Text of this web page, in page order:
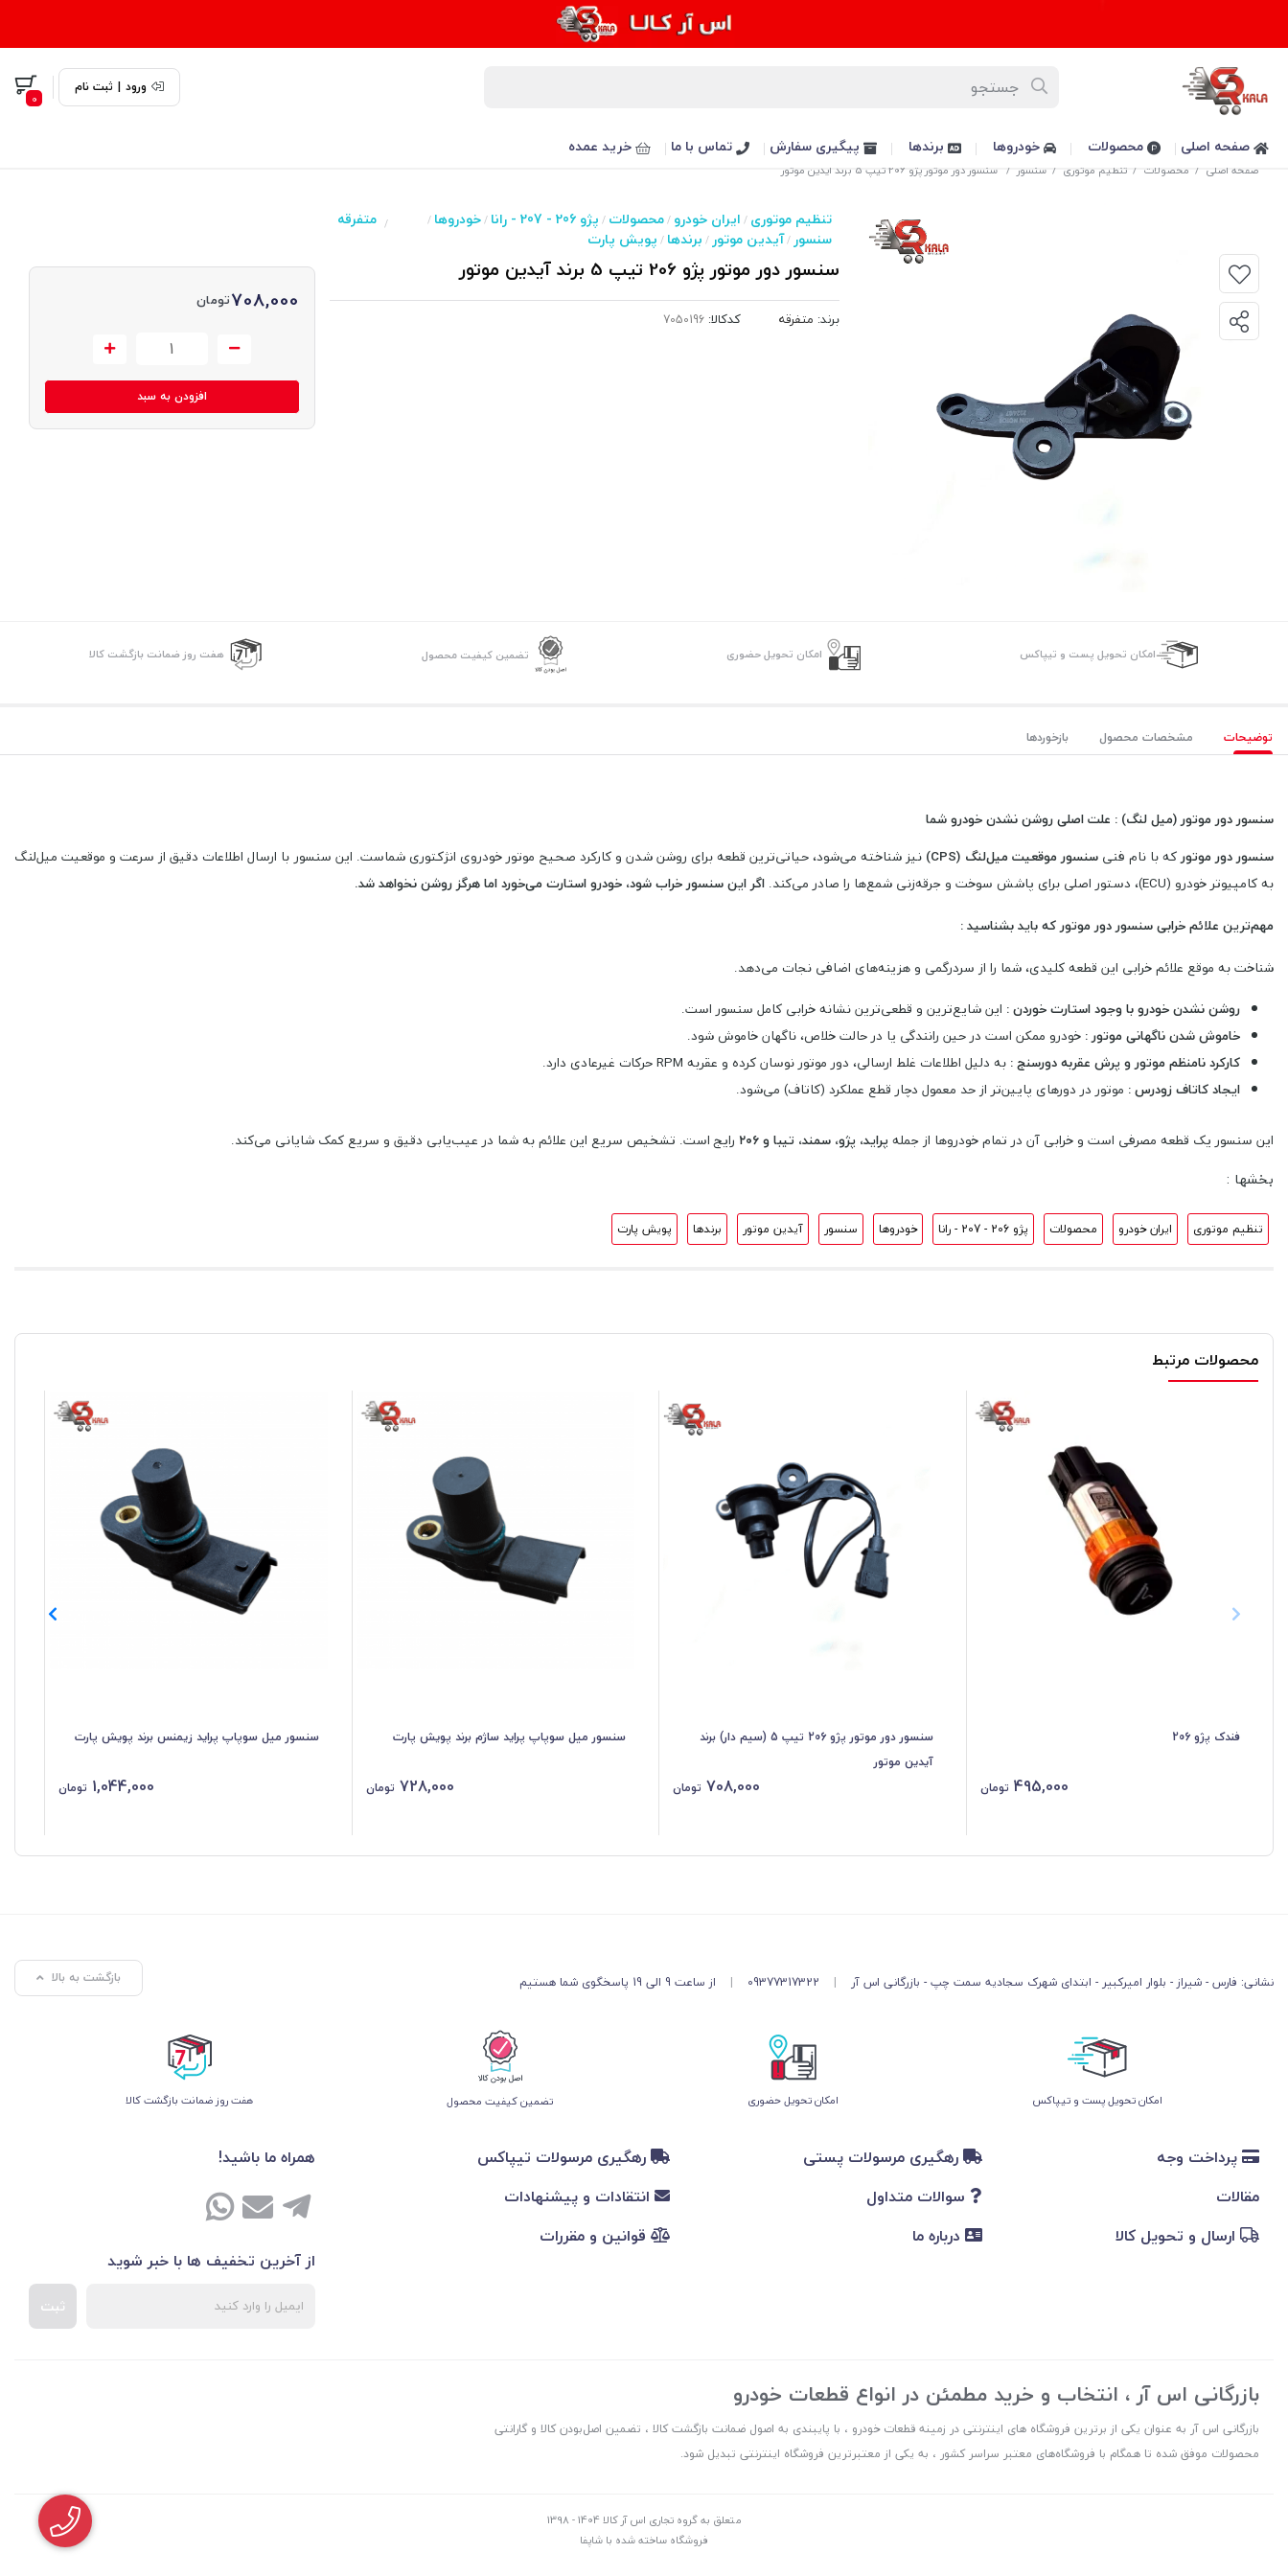
ورود | ثبت نام
0
صفحه اصلی محصولات خودروها برندها پیگیری سفارش تماس با ما خرید عمده
صفحه اصلی / محصولات / تنظیم موتوری / سنسور / سنسور دور موتور پژو 206 تیپ 5 برند آیدین موتور
تنظیم موتوری / ایران خودرو /محصولات / پژو 206 - 207 - رانا /خودروها /
سنسور/آیدین موتور/ برندها / پویش پارت
/ متفرقه
سنسور دور موتور پژو 206 تیپ 5 برند آیدین موتور
برند: متفرقه کدکالا:
708,000تومان
افزودن به سبد
امکان تحویل پست و تیپاکس امکان تحویل حضوری تضمین کیفیت محصول هفت روز ضمانت بازگشت کالا
توضیحات مشخصات محصول بازخوردها
سنسور دور موتور (میل لنگ) : علت اصلی روشن نشدن خودرو شما
سنسور دور موتورکه با نام فنیسنسور موقعیت میل‌لنگ (CPS)
نیز شناخته می‌شود، حیاتی‌ترین قطعه برای روشن شدن و کارکرد صحیح موتور خودروی انژکتوری شماست. این سنسور با ارسال اطلاعات دقیق از سرعت و موقعیت میل‌لنگ
به کامپیوتر خودرو (ECU)، دستور اصلی برای پاشش سوخت و جرقه‌زنی شمع‌ها را صادر می‌کند.
اگر این سنسور خراب شود، خودرو استارت می‌خورد اما هرگز روشن نخواهد شد.
مهم‌ترین علائم خرابی سنسور دور موتور که باید بشناسید :
شناخت به موقع علائم خرابی این قطعه کلیدی، شما را از سردرگمی و هزینه‌های اضافی نجات می‌دهد.
روشن نشدن خودرو با وجود استارت خوردن : این شایع‌ترین و قطعی‌ترین نشانه خرابی کامل سنسور است.
خاموش شدن ناگهانی موتور : خودرو ممکن است در حین رانندگی یا در حالت خلاص، ناگهان خاموش شود.
کارکرد نامنظم موتور و پرش عقربه دورسنج : به دلیل اطلاعات غلط ارسالی، دور موتور نوسان کرده و عقربه RPM حرکات غیرعادی دارد.
ایجاد کاتاف زودرس : موتور در دورهای پایین‌تر از حد معمول دچار قطع عملکرد (کاتاف) می‌شود.
این سنسور یک قطعه مصرفی است و خرابی آن در تمام خودروها از جمله پراید، پژو، سمند، تیبا و ۲۰۶ رایج است. تشخیص سریع این علائم به شما در عیب‌یابی دقیق و سریع کمک شایانی می‌کند.
بخشها :
تنظیم موتوری ایران خودرو محصولات پژو 206 - 207 - رانا خودروها سنسور آیدین موتور برندها پویش پارت
محصولات مرتبط
فندک پژو 206
495,000 تومان
سنسور دور موتور پژو 206 تیپ 5 (سیم دار) برند
آیدین موتور
708,000 تومان
سنسور میل سوپاپ پراید ساژم برند پویش پارت
728,000 تومان
سنسور میل سوپاپ پراید زیمنس برند پویش پارت
1,044,000 تومان
نشانی: فارس - شیراز - بلوار امیرکبیر - ابتدای شهرک سجادیه سمت چپ - بازرگانی اس آر |
09377317322
| از ساعت 9 الی 19 پاسخگوی شما هستیم بازگشت به بالا
امکان تحویل پست و تیپاکس امکان تحویل حضوری تضمین کیفیت محصول هفت روز ضمانت بازگشت کالا
پرداخت وجه رهگیری مرسولات پستی
رهگیری مرسولات تیپاکس
مقالات
سوالات متداول
انتقادات و پیشنهادات
ارسال و تحویل کالا
درباره ما قوانین و مقررات
همراه ما باشید!
از آخرین تخفیف ها با خبر شوید
ثبت
بازرگانی اس آر ، انتخاب و خرید مطمئن در انواع قطعات خودرو
بازرگانی اس آر به عنوان یکی از برترین فروشگاه های اینترنتی در زمینه قطعات خودرو ، با پایبندی به اصول ضمانت بازگشت کالا ، تضمین اصل‌بودن کالا و گارانتی
محصولات موفق شده تا همگام با فروشگاه‌های معتبر سراسر کشور ، به یکی از معتبرترین فروشگاه اینترنتی تبدیل شود.
متعلق به گروه تجاری اس آر کالا 1404 - 1398
فروشگاه ساخته شده با شاپفا